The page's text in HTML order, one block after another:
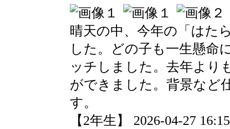
晴天の中、今年の「はた
した。どの子も一生懸命
ッチしました。去年より
ができました。背景など
す。
【2年生】 2026-04-27